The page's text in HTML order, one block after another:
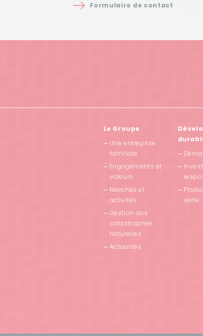
Formulaire de contact
Le Groupe
Une entreprise
familiale
Engagements et
valeurs
Marchés et
activités
Gestion des
catastrophes
naturelles
Actualités
verte